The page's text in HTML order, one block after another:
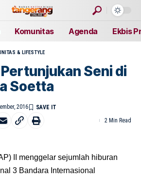
Komunitas Agenda Ekbis
& LIFESTYLE
Pertunjukan Seni di
Soetta
2016
2 Min Read
II menggelar sejumlah hiburan
3 Bandara Internasional